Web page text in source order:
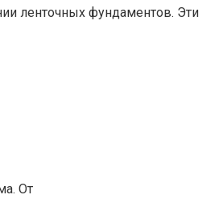
ленточных фундаментов. Эти
От